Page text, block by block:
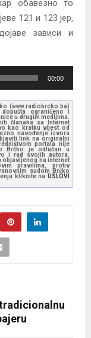
обавезно то
121 и 123 јер,
зависи и
00:00
(www.radiobrcko.ba)
ograničeno i
u drugim medijima.
članaka sa Internet
kao kratku vijest od
navođenje izvora
link na originalni
portala nije
Brčko je odlučan u
i rad svojih autora.
na internet
pravilima, protiv
sudom Brčko
kliknite na USLOVI
tradicionalnu